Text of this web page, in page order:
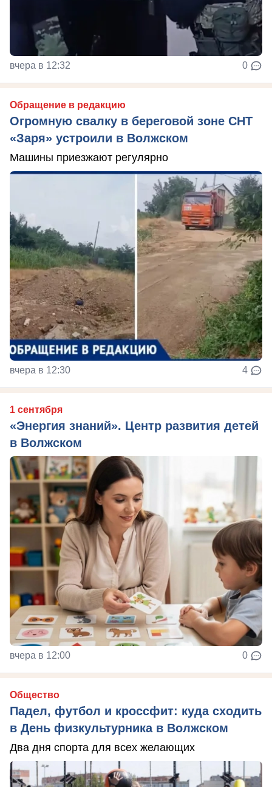
вчера в 12:32 0
Обращение в редакцию
Огромную свалку в береговой зоне СНТ
«Заря» устроили в Волжском
Машины приезжают регулярно
вчера в 12:30 4
1 сентября
«Энергия знаний». Центр развития детей
в Волжском
вчера в 12:00 0
Общество
Падел, футбол и кроссфит: куда сходить
в День физкультурника в Волжском
Два дня спорта для всех желающих